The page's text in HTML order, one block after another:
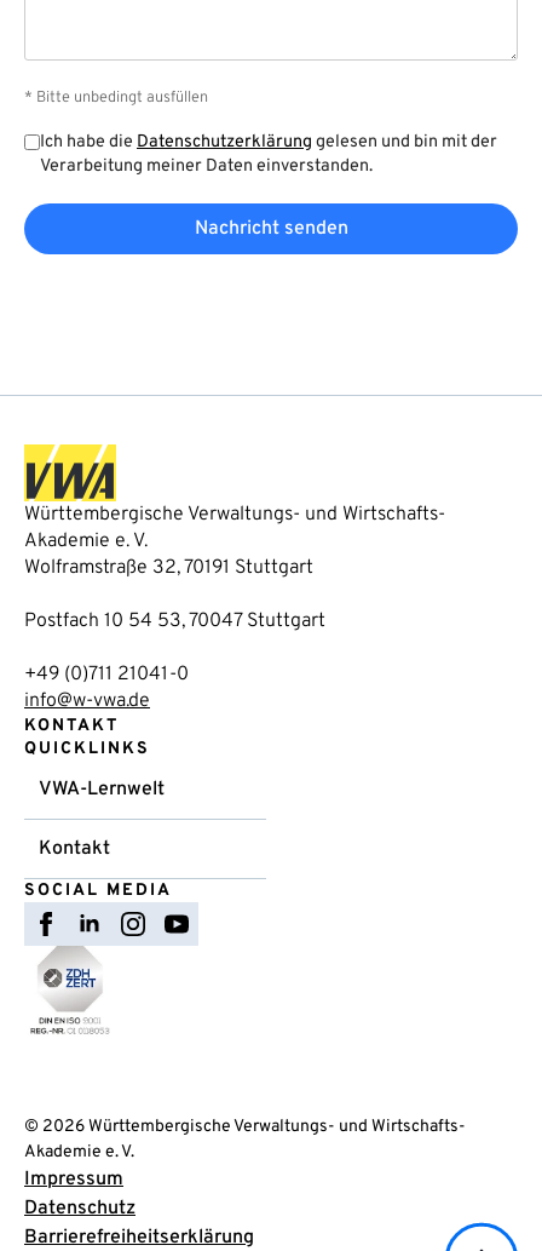
* Bitte unbedingt ausfüllen
Ich habe die Datenschutzerklärung gelesen und bin mit der
Verarbeitung meiner Daten einverstanden.
Nachricht senden
Württembergische Verwaltungs- und Wirtschafts-
Akademie e. V.
Wolframstraße 32, 70191 Stuttgart
Postfach 10 54 53, 70047 Stuttgart
+49 (0)711 21041-0
info@w-vwa.de
KONTAKT
QUICKLINKS
VWA-Lernwelt
Kontakt
SOCIAL MEDIA
© 2026 Württembergische Verwaltungs- und Wirtschafts-
Akademie e. V.
Impressum
Datenschutz
Barrierefreiheitserklärung